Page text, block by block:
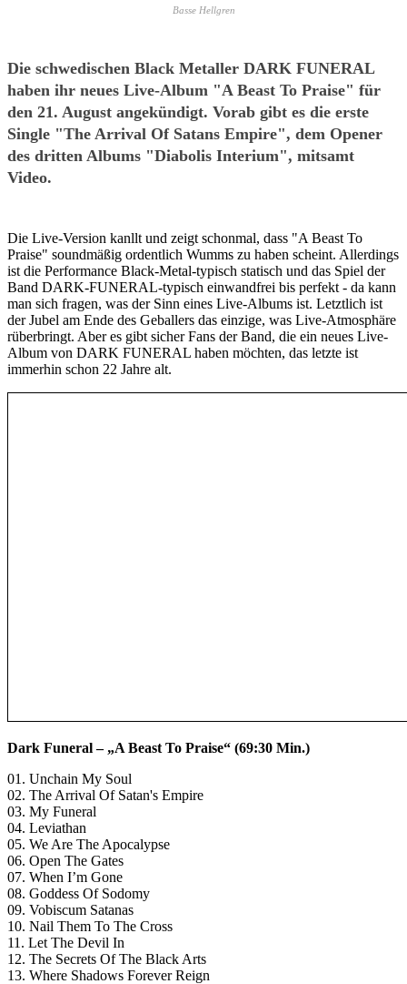
Basse Hellgren
Die schwedischen Black Metaller DARK FUNERAL
haben ihr neues Live-Album "A Beast To Praise" für
den 21. August angekündigt. Vorab gibt es die erste
Single "The Arrival Of Satans Empire", dem Opener
des dritten Albums "Diabolis Interium", mitsamt
Video.
Die Live-Version kanllt und zeigt schonmal, dass "A Beast To
Praise" soundmäßig ordentlich Wumms zu haben scheint. Allerdings
ist die Performance Black-Metal-typisch statisch und das Spiel der
Band DARK-FUNERAL-typisch einwandfrei bis perfekt - da kann
man sich fragen, was der Sinn eines Live-Albums ist. Letztlich ist
der Jubel am Ende des Geballers das einzige, was Live-Atmosphäre
rüberbringt. Aber es gibt sicher Fans der Band, die ein neues Live-
Album von DARK FUNERAL haben möchten, das letzte ist
immerhin schon 22 Jahre alt.
Dark Funeral – „A Beast To Praise“ (69:30 Min.)
01. Unchain My Soul
02. The Arrival Of Satan's Empire
03. My Funeral
04. Leviathan
05. We Are The Apocalypse
06. Open The Gates
07. When I’m Gone
08. Goddess Of Sodomy
09. Vobiscum Satanas
10. Nail Them To The Cross
11. Let The Devil In
12. The Secrets Of The Black Arts
13. Where Shadows Forever Reign